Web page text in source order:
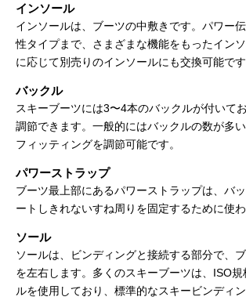
インソール
インソールは、ブーツの中敷きです。パワー
性タイプまで、さまざまな機能をもったイン
に応じて別売りのインソールにも交換可能です
バックル
スキーブーツには3〜4本のバックルが付いて
調節できます。一般的にはバックルの数が多
フィッティングを調節可能です。
パワーストラップ
ブーツ最上部にあるパワーストラップは、バ
ートしきれないすね周りを固定するために使わ
ソール
ソールは、ビンディングと接続する部分で、
を左右します。多くのスキーブーツは、ISO
ルを使用しており、標準的なスキービンディン